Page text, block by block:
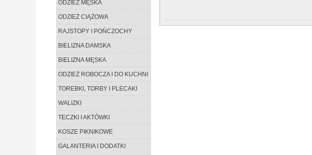
ODZIEŻ MĘSKA
ODZIEŻ CIĄŻOWA
RAJSTOPY I POŃCZOCHY
BIELIZNA DAMSKA
BIELIZNA MĘSKA
ODZIEŻ ROBOCZA I DO KUCHNI
TOREBKI, TORBY I PLECAKI
WALIZKI
TECZKI I AKTÓWKI
KOSZE PIKNIKOWE
GALANTERIA I DODATKI